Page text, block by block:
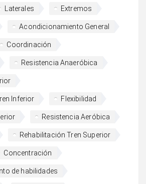
Laterales Extremos
Acondicionamiento General
Coordinación
Resistencia Anaeróbica
Inferior Flexibilidad
Resistencia Aeróbica
Rehabilitación Tren Superior
Concentración
de habilidades